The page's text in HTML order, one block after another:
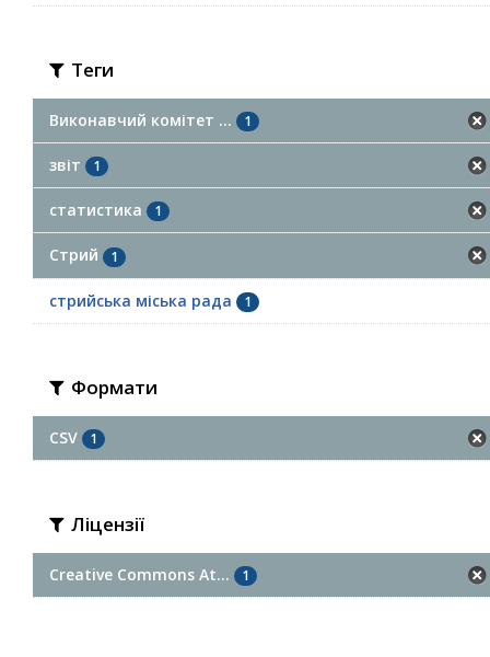
Теги
Виконавчий комітет ... 1
звіт 1
статистика 1
Стрий 1
стрийська міська рада 1
Формати
CSV 1
Ліцензії
Creative Commons At... 1